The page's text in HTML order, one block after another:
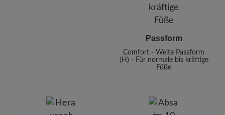
Passform
Comfort - Weite Passform
(H) - Für normale bis kräftige
Füße